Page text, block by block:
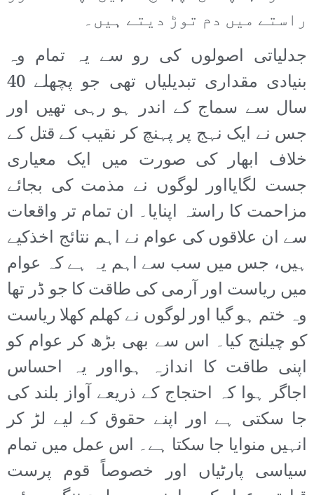
راستے میں دم توڑ دیتے ہیں۔
جدلیاتی اصولوں کی رو سے یہ تمام وہ
بنیادی مقداری تبدیلیاں تھی جو پچھلے 40
سال سے سماج کے اندر ہو رہی تھیں اور
جس نے ایک نہج پر پہنچ کر نقیب کے قتل کے
خلاف ابھار کی صورت میں ایک معیاری
جست لگایااور لوگوں نے مذمت کی بجائے
مزاحمت کا راستہ اپنایا۔ ان تمام تر واقعات
سے ان علاقوں کی عوام نے اہم نتائج اخذکیے
ہیں، جس میں سب سے اہم یہ ہے کہ عوام
میں ریاست اور آرمی کی طاقت کا جو ڈر تھا
وہ ختم ہو گیا اور لوگوں نے کھلم کھلا ریاست
کو چیلنج کیا۔ اس سے بھی بڑھ کر عوام کو
اپنی طاقت کا اندازہ ہوااور یہ احساس
اجاگر ہوا کہ احتجاج کے ذریعے آواز بلند کی
جا سکتی ہے اور اپنے حقوق کے لیے لڑ کر
انہیں منوایا جا سکتا ہے۔ اس عمل میں تمام
سیاسی پارٹیاں اور خصوصاً قوم پرست